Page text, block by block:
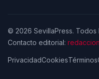
© 2026 SevillaPress.
Contacto editorial:
PrivacidadCookiesTérminos